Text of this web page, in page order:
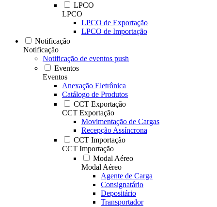
LPCO
LPCO
LPCO de Exportação
LPCO de Importação
Notificação
Notificação
Notificação de eventos push
Eventos
Eventos
Anexação Eletrônica
Catálogo de Produtos
CCT Exportação
CCT Exportação
Movimentação de Cargas
Recepção Assíncrona
CCT Importação
CCT Importação
Modal Aéreo
Modal Aéreo
Agente de Carga
Consignatário
Depositário
Transportador